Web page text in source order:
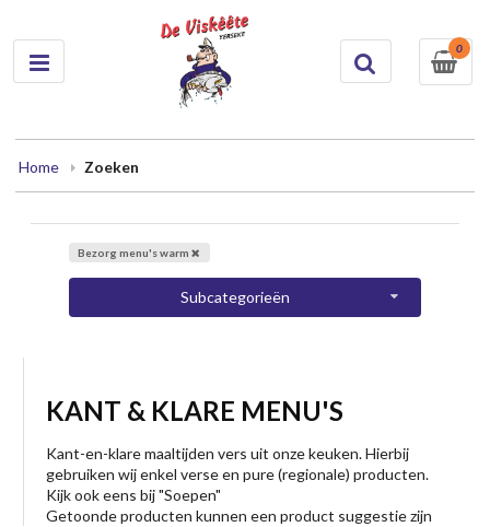
0
Home Zoeken
Bezorg menu's warm
Subcategorieën
KANT & KLARE MENU'S
Kant-en-klare maaltijden vers uit onze keuken. Hierbij
gebruiken wij enkel verse en pure (regionale) producten.
Kijk ook eens bij "Soepen"
Getoonde producten kunnen een product suggestie zijn